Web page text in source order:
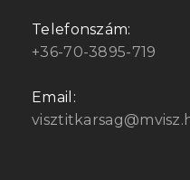
Telefonszám:
+36-70-3895-719
Email: